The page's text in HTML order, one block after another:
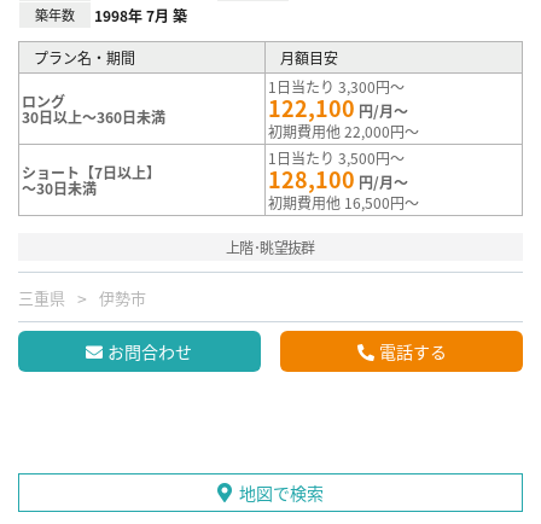
築年数 1998年 7月 築
プラン名・期間 月額目安
ロング
30日以上～360日未満
1日当たり 3,300円～
122,100 円/月～
初期費用他 22,000円～
ショート【7日以上】
～30日未満
1日当たり 3,500円～
128,100 円/月～
初期費用他 16,500円～
上階･眺望抜群
三重県 伊勢市
お問合わせ 電話する
地図で検索